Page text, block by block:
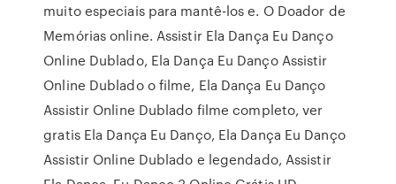
muito especiais para mantê-los e. O Doador de
Memórias online. Assistir Ela Dança Eu Danço
Online Dublado, Ela Dança Eu Danço Assistir
Online Dublado o filme, Ela Dança Eu Danço
Assistir Online Dublado filme completo, ver
gratis Ela Dança Eu Danço, Ela Dança Eu Danço
Assistir Online Dublado e legendado, Assistir